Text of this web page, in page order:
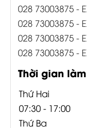
028 73003875 -
028 73003875 -
028 73003875 -
028 73003875 -
Thời gian
Thứ Hai
07:30 - 17:00
Thứ Ba